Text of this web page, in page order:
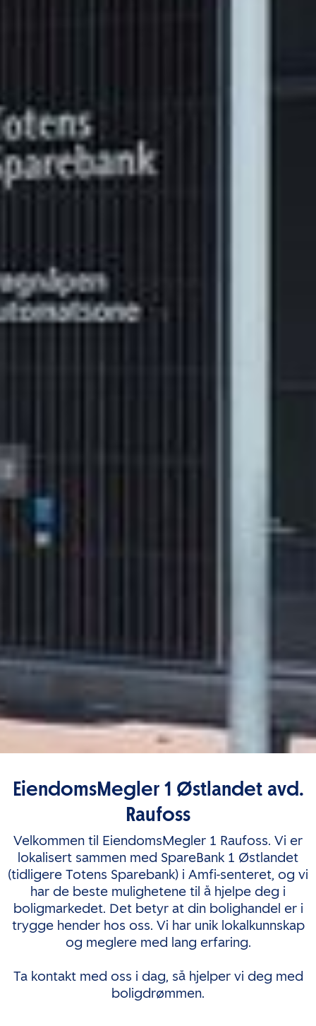
EiendomsMegler 1 Østlandet avd.
Raufoss
Velkommen til EiendomsMegler 1 Raufoss. Vi er
lokalisert sammen med SpareBank 1 Østlandet
(tidligere Totens Sparebank) i Amfi-senteret, og vi
har de beste mulighetene til å hjelpe deg i
boligmarkedet. Det betyr at din bolighandel er i
trygge hender hos oss. Vi har unik lokalkunnskap
og meglere med lang erfaring.
Ta kontakt med oss i dag, så hjelper vi deg med
boligdrømmen.